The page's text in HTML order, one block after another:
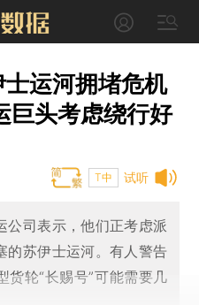
士运河拥堵危机
巨头考虑绕行好
试听
T中
公司表示，他们正考虑派
的苏伊士运河。有人警告
货轮“长赐号”可能需要几